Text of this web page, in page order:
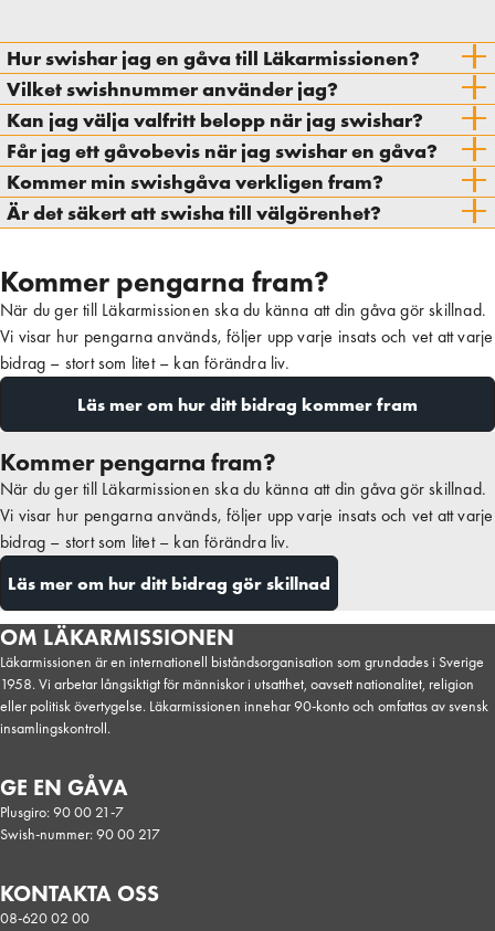
Hur swishar jag en gåva till Läkarmissionen?
Vilket swishnummer använder jag?
Kan jag välja valfritt belopp när jag swishar?
Får jag ett gåvobevis när jag swishar en gåva?
Kommer min swishgåva verkligen fram?
Är det säkert att swisha till välgörenhet?
Kommer pengarna fram?
När du ger till Läkarmissionen ska du känna att din gåva gör skillnad.
Vi visar hur pengarna används, följer upp varje insats och vet att varje
bidrag – stort som litet – kan förändra liv.
Läs mer om hur ditt bidrag kommer fram
Kommer pengarna fram?
När du ger till Läkarmissionen ska du känna att din gåva gör skillnad.
Vi visar hur pengarna används, följer upp varje insats och vet att varje
bidrag – stort som litet – kan förändra liv.
Läs mer om hur ditt bidrag gör skillnad
OM LÄKARMISSIONEN
Läkarmissionen är en internationell biståndsorganisation som grundades i Sverige
1958. Vi arbetar långsiktigt för människor i utsatthet, oavsett nationalitet, religion
eller politisk övertygelse. Läkarmissionen innehar 90-konto och omfattas av svensk
insamlingskontroll.
GE EN GÅVA
Plusgiro: 90 00 21-7
Swish-nummer: 90 00 217
KONTAKTA OSS
08-620 02 00